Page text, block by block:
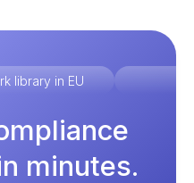
library in EU
minutes.